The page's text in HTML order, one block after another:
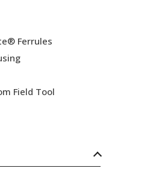
Ferrules
Field Tool